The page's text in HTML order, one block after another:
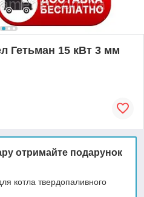
Гетьман 15 кВт 3 мм
отримайте подарунок
котла твердопаливного